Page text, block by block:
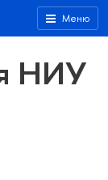
Меню
НИУ